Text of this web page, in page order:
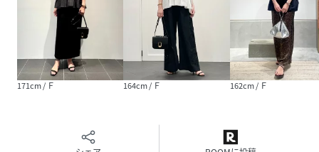
171cm / Ｆ 164cm / Ｆ 162cm / Ｆ